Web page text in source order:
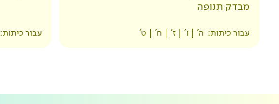
מבדק תנופה
עבור כיתות: ה' ו' ז' ח' ט' עבור כיתות: